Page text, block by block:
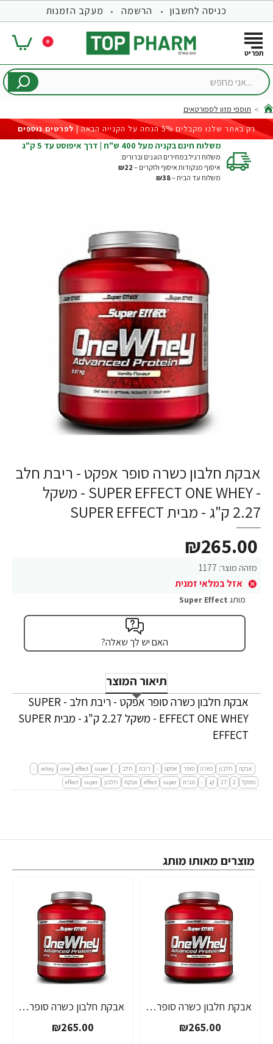
כניסה לחשבון הרשמה מעקב הזמנות
0
...אני
home
תוספי מזון לספורטאים
רק באתר שלנו מקבלים 5% הנחה על הקנייה הבאה |
לפרטים נוספים
משלוח חינם בקניה מעל 400 ש"ח | דרך איפוסט עד 5 ק"ג
משלוח רגיל במחירים הוגנים וברורים:
איסוף מנקודות איסוף ולוקרים – ₪22
משלוח עד הבית –₪38
אבקת חלבון כשרה סופר אפקט - ריבת חלב
- SUPER EFFECT ONE WHEY - משקל
2.27 ק"ג - מבית SUPER EFFECT
מזהה מוצר: 1177
אזל במלאי זמנית
₪265.00
מותג Super Effect
האם יש לך שאלה?
תיאור המוצר
אבקת חלבון כשרה סופר אפקט - ריבת חלב - SUPER
EFFECT ONE WHEY - משקל 2.27 ק"ג - מבית SUPER
EFFECT
אבקת חלבון כשרה סופר אפקט - ריבת חלב -
super
effect
one
whey
-
משקל
2
27 קג - מבית super
effect אבקת חלבון super
effect
מוצרים מאותו מותג
אבקת חלבון כשרה סופר אפקט - טעם אלפחורס - SUPER EFFECT ONE WHEY - משקל 2.27 ק"ג - מבית SUPER EFFECT
₪265.00
אבקת חלבון כשרה סופר אפקט - טעם בננה - SUPER EFFECT ONE WHEY - משקל 2.27 ק"ג - מבית SUPER EFFECT
₪265.00